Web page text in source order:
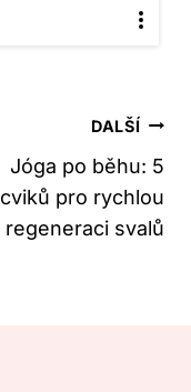
DALŠÍ
Jóga po běhu: 5
cviků pro rychlou
regeneraci svalů